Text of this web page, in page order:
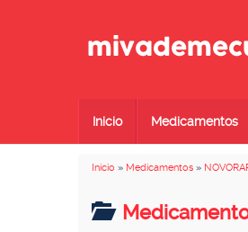
Inicio Medicamentos
Inicio » Medicamentos »